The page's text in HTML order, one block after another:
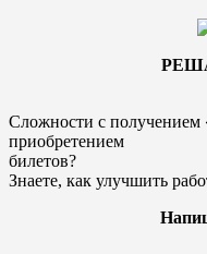
Сложности с
приобретением
билетов?
Знаете, как улучшить